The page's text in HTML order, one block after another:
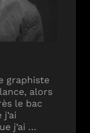
graphiste
alors
le bac
j’ai …